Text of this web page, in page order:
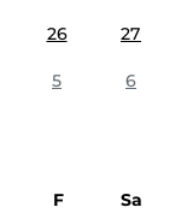
26 27
5 6
F
Sa